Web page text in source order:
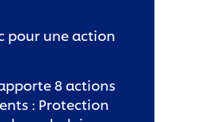
pour une action
8 actions
: Protection